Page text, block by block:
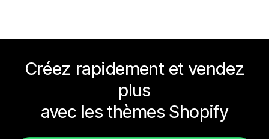
Créez rapidement et vendez
plus
avec les thèmes Shopify